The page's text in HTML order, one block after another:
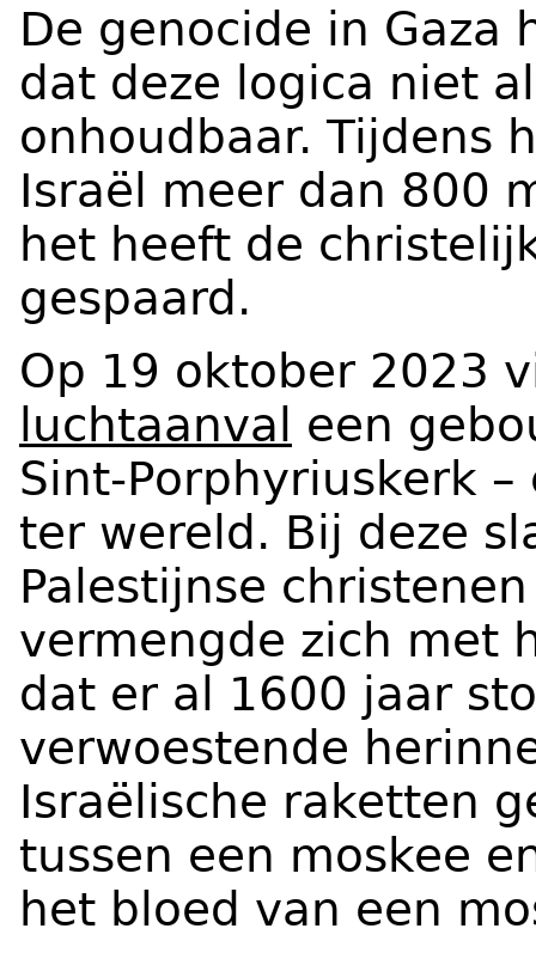
De genocide in Gaza
dat deze logica niet
onhoudbaar. Tijdens
Israël meer dan 800
het heeft de
gespaard.
Op 19 oktober 2023
luchtaanval
een
Sint-Porphyriuskerk
ter wereld. Bij deze
Palestijnse
vermengde zich met
dat er al 1600 jaar
verwoestende
Israëlische raketten
tussen een moskee
het bloed van een